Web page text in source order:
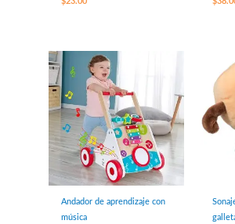
Andador de aprendizaje con
música